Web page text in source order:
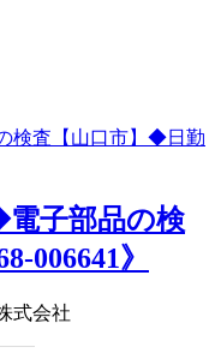
子部品の検
006641》
式会社